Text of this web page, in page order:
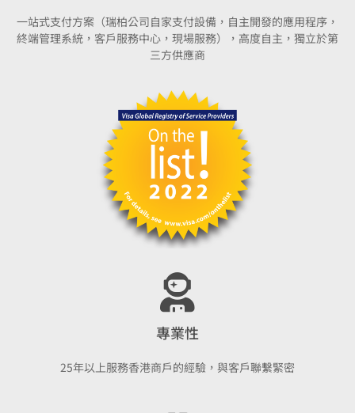
一站式支付方案（瑞柏公司自家支付設備，自主開發的應用程序，
終端管理系統，客戶服務中心，現場服務），高度自主，獨立於第
三方供應商
專業性
25年以上服務香港商戶的經驗，與客戶聯繫緊密